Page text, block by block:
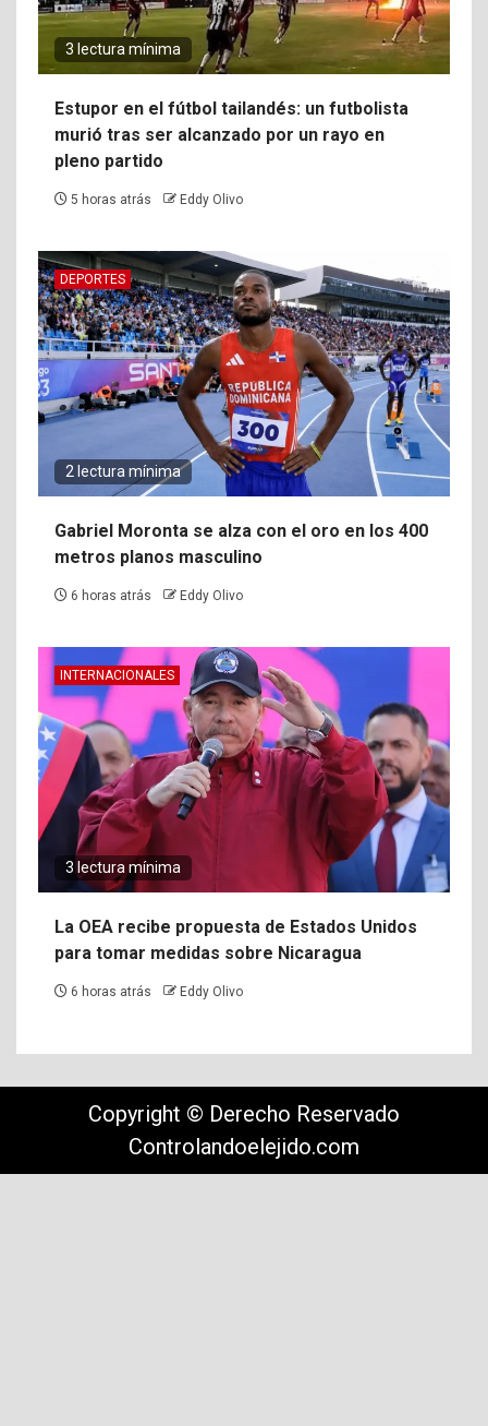
3 lectura mínima
Estupor en el fútbol tailandés: un futbolista
murió tras ser alcanzado por un rayo en
pleno partido
5 horas atrás Eddy Olivo
DEPORTES
2 lectura mínima
Gabriel Moronta se alza con el oro en los 400
metros planos masculino
6 horas atrás Eddy Olivo
INTERNACIONALES
3 lectura mínima
La OEA recibe propuesta de Estados Unidos
para tomar medidas sobre Nicaragua
6 horas atrás Eddy Olivo
Copyright © Derecho Reservado
Controlandoelejido.com